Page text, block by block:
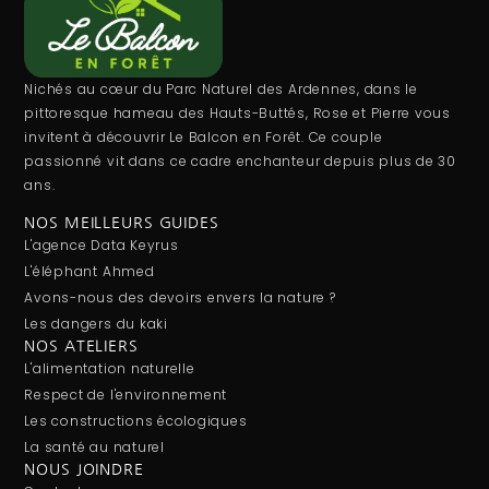
Nichés au cœur du Parc Naturel des Ardennes, dans le
pittoresque hameau des Hauts-Buttés, Rose et Pierre vous
invitent à découvrir Le Balcon en Forêt. Ce couple
passionné vit dans ce cadre enchanteur depuis plus de 30
ans.
NOS MEILLEURS GUIDES
L'agence Data Keyrus
L'éléphant Ahmed
Avons-nous des devoirs envers la nature ?
Les dangers du kaki
NOS ATELIERS
L'alimentation naturelle
Respect de l'environnement
Les constructions écologiques
La santé au naturel
NOUS JOINDRE